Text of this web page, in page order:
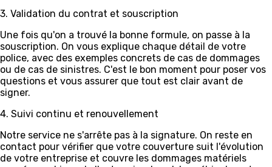
3. Validation du contrat et souscription
Une fois qu'on a trouvé la bonne formule, on passe à la
souscription. On vous explique chaque détail de votre
police, avec des exemples concrets de cas de dommages
ou de cas de sinistres. C'est le bon moment pour poser vos
questions et vous assurer que tout est clair avant de
signer.
4. Suivi continu et renouvellement
Notre service ne s'arrête pas à la signature. On reste en
contact pour vérifier que votre couverture suit l'évolution
de votre entreprise et couvre les dommages matériels